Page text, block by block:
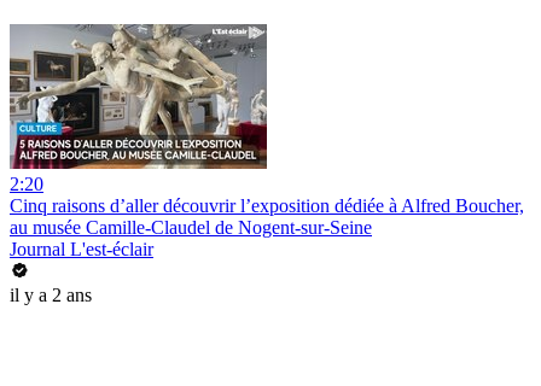
2:20
Cinq raisons d’aller découvrir l’exposition dédiée à Alfred Boucher,
au musée Camille-Claudel de Nogent-sur-Seine
Journal L'est-éclair
il y a 2 ans